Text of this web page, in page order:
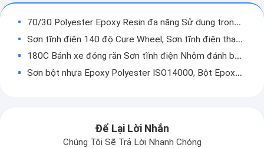
Sơn tĩnh điện MDF
Nguyên liệu sơn tĩnh điện
Hợp chất đúc polyester
70/30 Polyester Epoxy Resin đa năng Sử dụng trong nhà Độ bóng cao
Sơn tĩnh điện 140 độ Cure Wheel, Sơn tĩnh điện thanh cái với ISO14000
180C Bánh xe đóng rắn Sơn tĩnh điện Nhôm đánh bóng với ISO90001
Sơn bột nhựa Epoxy Polyester ISO14000, Bột Epoxy Polyester Bảo dưỡng nhanh
Nhựa hoàn thiện Carboxyl 50/50 Polyester Xử lý nhiệt độ thấp
Nhựa Polyester nhiệt rắn có trọng lượng phân tử cao với ISO14000
Để Lại Lời Nhắn
Chúng Tôi Sẽ Trả Lời Nhanh Chóng